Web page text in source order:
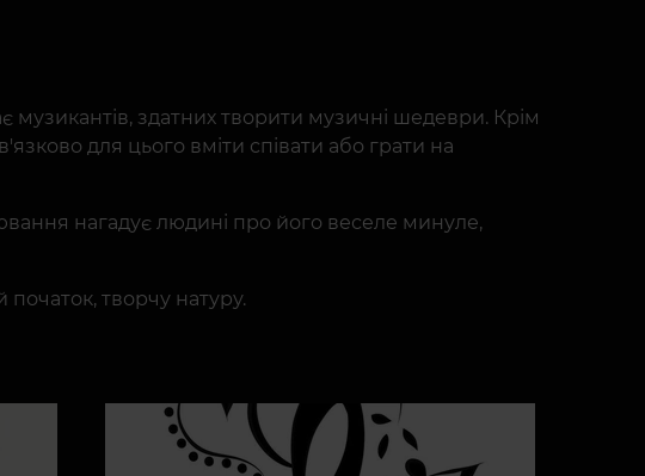
здатних творити музичні шедеври. Крім
для цього вміти співати або грати на
нагадує людині про його веселе минуле,
творчу натуру.